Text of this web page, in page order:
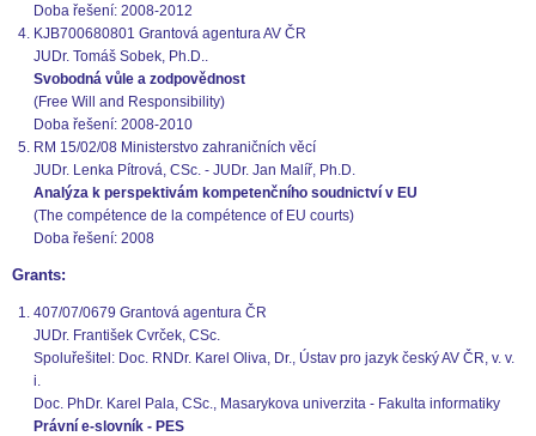
Doba řešení: 2008-2012
KJB700680801 Grantová agentura AV ČR
JUDr. Tomáš Sobek, Ph.D..
Svobodná vůle a zodpovědnost
(Free Will and Responsibility)
Doba řešení: 2008-2010
RM 15/02/08 Ministerstvo zahraničních věcí
JUDr. Lenka Pítrová, CSc. - JUDr. Jan Malíř, Ph.D.
Analýza k perspektivám kompetenčního soudnictví v EU
(The compétence de la compétence of EU courts)
Doba řešení: 2008
Grants:
407/07/0679 Grantová agentura ČR
JUDr. František Cvrček, CSc.
Spoluřešitel: Doc. RNDr. Karel Oliva, Dr., Ústav pro jazyk český AV ČR, v. v.
i.
Doc. PhDr. Karel Pala, CSc., Masarykova univerzita - Fakulta informatiky
Právní e-slovník - PES